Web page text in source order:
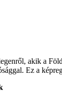
akik a
Ez a